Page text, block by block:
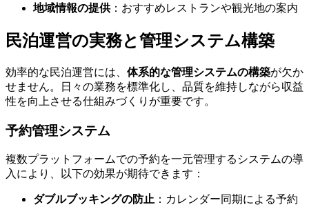
地域情報の提供：おすすめレストランや観光地の案内
民泊運営の実務と管理システム構築
効率的な民泊運営には、 体系的な管理システムの構築が欠か
せません。日々の業務を標準化し、品質を維持しながら収益
性を向上させる仕組みづくりが重要です。
予約管理システム
複数プラットフォームでの予約を一元管理するシステムの導
入により、以下の効果が期待できます：
ダブルブッキングの防止 ：カレンダー同期による予約